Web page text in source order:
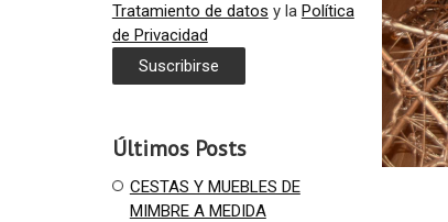
Tratamiento de datos y la Política
de Privacidad
Últimos Posts
CESTAS Y MUEBLES DE
MIMBRE A MEDIDA